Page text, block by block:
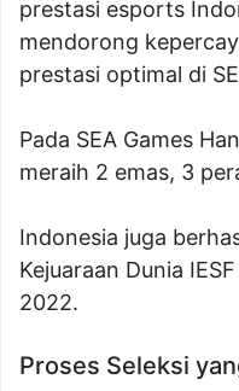
prestasi esports
mendorong
prestasi optimal di
Pada SEA Games
meraih 2 emas, 3
Indonesia juga
Kejuaraan Dunia
2022.
Proses Seleksi